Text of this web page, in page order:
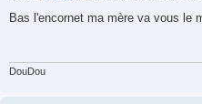
M
s
e
Bas l'encornet ma mère va vous le
DouDou